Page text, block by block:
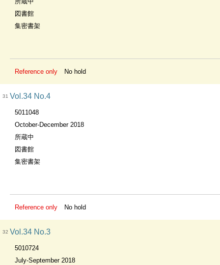
図書館
集密書架
Reference only No hold
31 Vol.34 No.4
5011048
October-December 2018
所蔵中
図書館
集密書架
Reference only No hold
32 Vol.34 No.3
5010724
July-September 2018